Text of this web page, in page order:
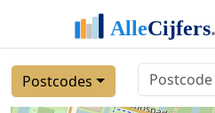
Postcodes